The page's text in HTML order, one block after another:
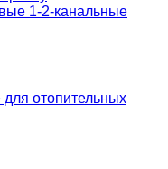
1-2-канальные
отопительных